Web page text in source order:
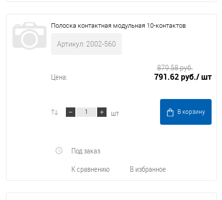
Полоска контактная модульная 10-контактов
Артикул: 2002-560
Цена: 791.62 руб./ шт
879.58 руб.
шт В корзину
К сравнению В избранное
Под заказ